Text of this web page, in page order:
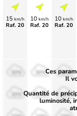
15 km/h
Raf. 20
10 km/h
Raf. 20
10 km/h
Raf. 20
50%
30%
50%
30%
Ces
Il
Quantité de
luminosité,